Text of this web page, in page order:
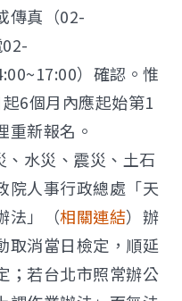
傳真（02-
）確認。惟
6個月內應起始第1
重新報名。
水災、震災、土石
院人事行政總處「天
法」（相關連結）辦
取消當日檢定，順延
；若台北市照常辦公